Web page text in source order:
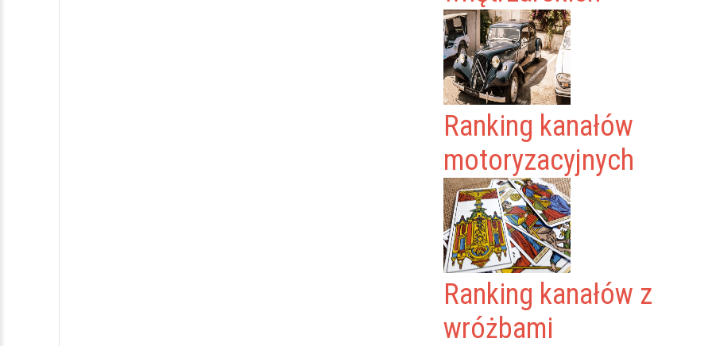
Ranking kanałów
motoryzacyjnych
Ranking kanałów z
wróżbami